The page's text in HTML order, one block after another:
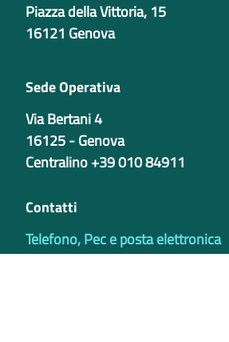
Piazza della Vittoria, 15
16121 Genova
Sede Operativa
Via Bertani 4
16125 - Genova
Centralino +39 010 84911
Contatti
Telefono, Pec e posta elettronica